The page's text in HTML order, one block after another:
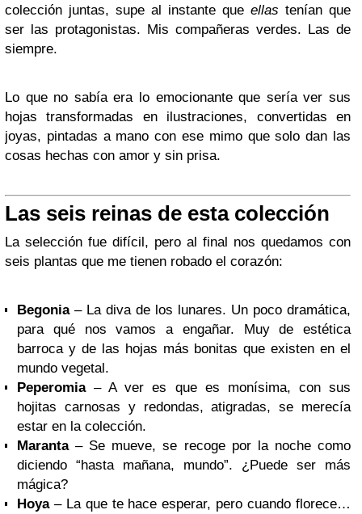
colección juntas, supe al instante que ellas tenían que
ser las protagonistas. Mis compañeras verdes. Las de
siempre.
Lo que no sabía era lo emocionante que sería ver sus
hojas transformadas en ilustraciones, convertidas en
joyas, pintadas a mano con ese mimo que solo dan las
cosas hechas con amor y sin prisa.
Las seis reinas de esta colección
La selección fue difícil, pero al final nos quedamos con
seis plantas que me tienen robado el corazón:
Begonia– La diva de los lunares. Un poco dramática,
para qué nos vamos a engañar. Muy de estética
barroca y de las hojas más bonitas que existen en el
mundo vegetal.
Peperomia– A ver es que es monísima, con sus
hojitas carnosas y redondas, atigradas, se merecía
estar en la colección.
Maranta– Se mueve, se recoge por la noche como
diciendo “hasta mañana, mundo”. ¿Puede ser más
mágica?
Hoya– La que te hace esperar, pero cuando florece…